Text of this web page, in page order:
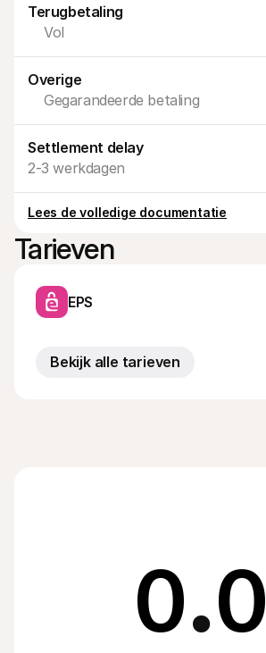
Terugbetaling
Vol
Overige
Gegarandeerde betaling
Settlement delay
2-3 werkdagen
Lees de volledige documentatie
Tarieven
EPS
Bekijk alle tarieven
0.0
Voor consumenten
Waarom zie je Mollie op je bankafschrift?
Neem contact op met Customer Support
Contact met sales
Ontdek hoe we jouw bedrijf kunnen helpen